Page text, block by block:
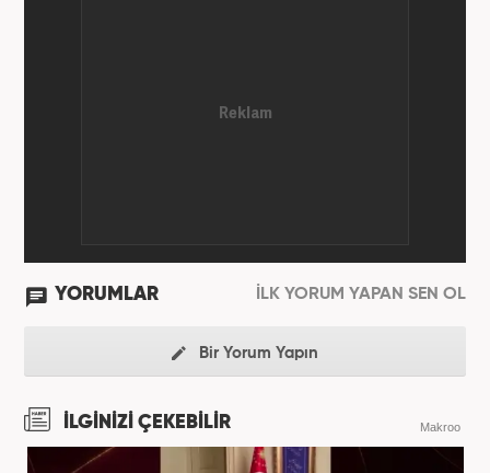
YORUMLAR İLK YORUM YAPAN SEN OL
Bir Yorum Yapın
İLGİNİZİ ÇEKEBİLİR Makroo